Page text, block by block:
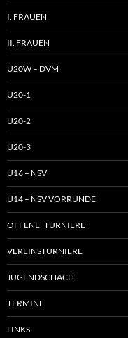
I. FRAUEN
II. FRAUEN
U20W – DVM
U20-1
U20-2
U20-3
U16 – NSV
U14 – NSV VORRUNDE
OFFENE TURNIERE
VEREINSTURNIERE
JUGENDSCHACH
TERMINE
LINKS